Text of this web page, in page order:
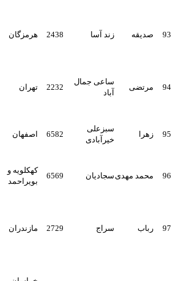
زند آسا 2438 هرمزگان بندرعباس
آباد
2232 تهران تهران
سبزعلی
خیرآبادی
6582 اصفهان اصفهان
سجادیان 6569
بویراحمد
یاسوج
سراج 2729 مازندران سوادکوه